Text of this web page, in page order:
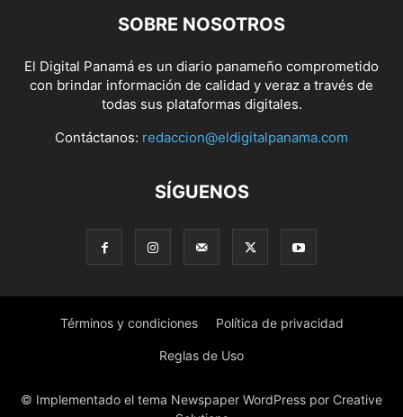
SOBRE NOSOTROS
El Digital Panamá es un diario panameño comprometido
con brindar información de calidad y veraz a través de
todas sus plataformas digitales.
Contáctanos: redaccion@eldigitalpanama.com
SÍGUENOS
Términos y condiciones Política de privacidad
Reglas de Uso
© Implementado el tema Newspaper WordPress por Creative